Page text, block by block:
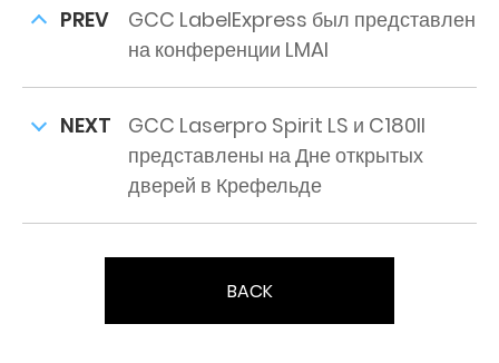
PREV
GCC LabelExpress был представлен
на конференции LMAI
NEXT
GCC Laserpro Spirit LS и C180II
представлены на Дне открытых
дверей в Крефельде
BACK